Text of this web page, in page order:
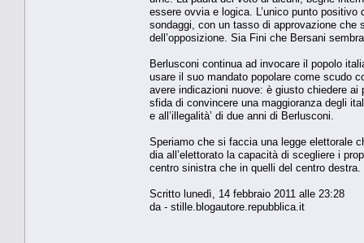
essere ovvia e logica. L’unico punto
sondaggi, con un tasso di approvazione che
dell’opposizione. Sia Fini che Bersani
Berlusconi continua ad invocare il popolo
usare il suo mandato popolare come scudo
avere indicazioni nuove: è giusto chiedere
sfida di convincere una maggioranza degli
e all’illegalità’ di due anni di Berlusconi.
Speriamo che si faccia una legge elettorale
dia all’elettorato la capacità di scegliere i
centro sinistra che in quelli del centro destra.
Scritto lunedì, 14 febbraio 2011 alle 23:28
da - stille.blogautore.repubblica.it